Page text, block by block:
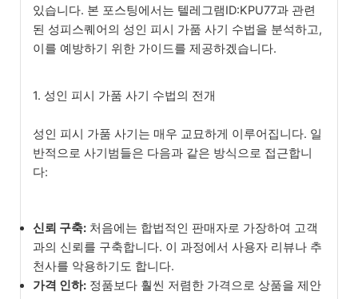
있습니다. 본 포스팅에서는 텔레그램ID:KPU77과 관련
된 성피스퀘어의 성인 피시 가품 사기 수법을 분석하고,
이를 예방하기 위한 가이드를 제공하겠습니다.
1. 성인 피시 가품 사기 수법의 전개
성인 피시 가품 사기는 매우 교묘하게 이루어집니다. 일
반적으로 사기범들은 다음과 같은 방식으로 접근합니
다:
신뢰 구축: 처음에는 합법적인 판매자로 가장하여 고객
과의 신뢰를 구축합니다. 이 과정에서 사용자 리뷰나 추
천사를 악용하기도 합니다.
가격 인하: 정품보다 훨씬 저렴한 가격으로 상품을 제안